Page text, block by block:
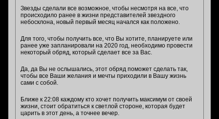
Звезды сделали все возможное, чтобы несмотря на все, что
происходило ранее в жизни представителей звездного
небосклона, новый первый месяц начался как положено.
Для того, чтобы получить все, что Вы хотите, планируете или
ранее уже запланировали на 2020 год, необходимо провести
некоторый обряд, который сделает все за Вас.
Да, да Вы не ослышались, этот обряд поможет сделать так,
чтобы все Ваши желания и мечты приходили в Вашу жизнь
сами с собой.
Ближе к 22:08 каждому кто хочет получить максимум от своей
жизни, стоит обратиться к светлой стороне, которая будет
царить в этот день, а точнее вечер.